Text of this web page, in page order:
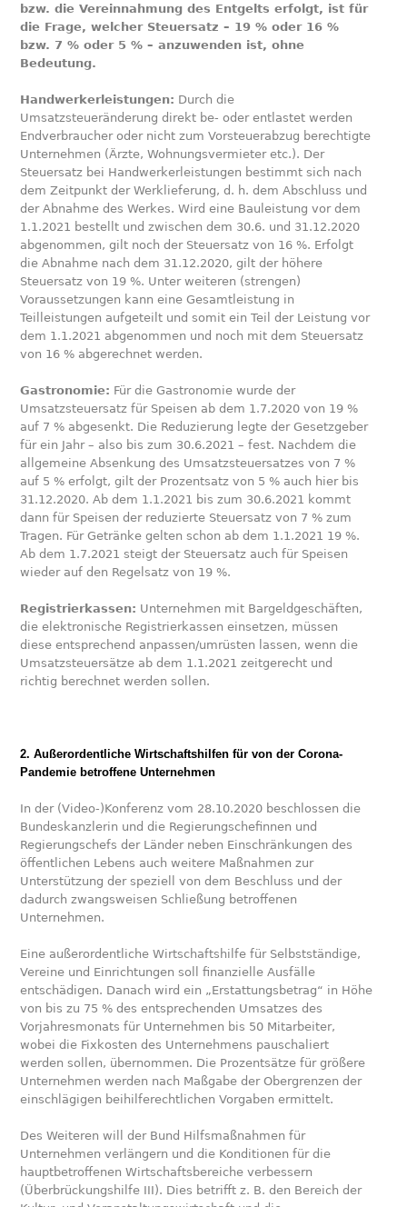
bzw. die Vereinnahmung des Entgelts erfolgt, ist für
die Frage, welcher Steuersatz – 19 % oder 16 %
bzw. 7 % oder 5 % – anzuwenden ist, ohne
Bedeutung.
Handwerkerleistungen: Durch die
Umsatzsteueränderung direkt be- oder entlastet werden
Endverbraucher oder nicht zum Vorsteuerabzug berechtigte
Unternehmen (Ärzte, Wohnungsvermieter etc.). Der
Steuersatz bei Handwerkerleistungen bestimmt sich nach
dem Zeitpunkt der Werklieferung, d. h. dem Abschluss und
der Abnahme des Werkes. Wird eine Bauleistung vor dem
1.1.2021 bestellt und zwischen dem 30.6. und 31.12.2020
abgenommen, gilt noch der Steuersatz von 16 %. Erfolgt
die Abnahme nach dem 31.12.2020, gilt der höhere
Steuersatz von 19 %. Unter weiteren (strengen)
Voraussetzungen kann eine Gesamtleistung in
Teilleistungen aufgeteilt und somit ein Teil der Leistung vor
dem 1.1.2021 abgenommen und noch mit dem Steuersatz
von 16 % abgerechnet werden.
Gastronomie: Für die Gastronomie wurde der
Umsatzsteuersatz für Speisen ab dem 1.7.2020 von 19 %
auf 7 % abgesenkt. Die Reduzierung legte der Gesetzgeber
für ein Jahr – also bis zum 30.6.2021 – fest. Nachdem die
allgemeine Absenkung des Umsatzsteuersatzes von 7 %
auf 5 % erfolgt, gilt der Prozentsatz von 5 % auch hier bis
31.12.2020. Ab dem 1.1.2021 bis zum 30.6.2021 kommt
dann für Speisen der reduzierte Steuersatz von 7 % zum
Tragen. Für Getränke gelten schon ab dem 1.1.2021 19 %.
Ab dem 1.7.2021 steigt der Steuersatz auch für Speisen
wieder auf den Regelsatz von 19 %.
Registrierkassen: Unternehmen mit Bargeldgeschäften,
die elektronische Registrierkassen einsetzen, müssen
diese entsprechend anpassen/umrüsten lassen, wenn die
Umsatzsteuersätze ab dem 1.1.2021 zeitgerecht und
richtig berechnet werden sollen.
2. Außerordentliche Wirtschaftshilfen für von der Corona-
Pandemie betroffene Unternehmen
In der (Video-)Konferenz vom 28.10.2020 beschlossen die
Bundeskanzlerin und die Regierungschefinnen und
Regierungschefs der Länder neben Einschränkungen des
öffentlichen Lebens auch weitere Maßnahmen zur
Unterstützung der speziell von dem Beschluss und der
dadurch zwangsweisen Schließung betroffenen
Unternehmen.
Eine außerordentliche Wirtschaftshilfe für Selbstständige,
Vereine und Einrichtungen soll finanzielle Ausfälle
entschädigen. Danach wird ein „Erstattungsbetrag“ in Höhe
von bis zu 75 % des entsprechenden Umsatzes des
Vorjahresmonats für Unternehmen bis 50 Mitarbeiter,
wobei die Fixkosten des Unternehmens pauschaliert
werden sollen, übernommen. Die Prozentsätze für größere
Unternehmen werden nach Maßgabe der Obergrenzen der
einschlägigen beihilferechtlichen Vorgaben ermittelt.
Des Weiteren will der Bund Hilfsmaßnahmen für
Unternehmen verlängern und die Konditionen für die
hauptbetroffenen Wirtschaftsbereiche verbessern
(Überbrückungshilfe III). Dies betrifft z. B. den Bereich der